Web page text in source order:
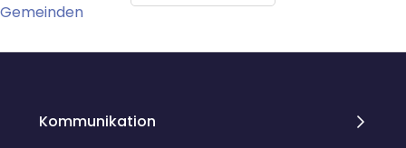
Gemeinden
Kommunikation